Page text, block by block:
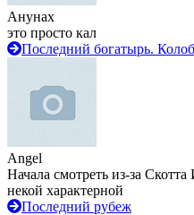
Анунах
это просто кал
Последний богатырь.
Angel
Начала смотреть из-за
некой характерной
Последний рубеж